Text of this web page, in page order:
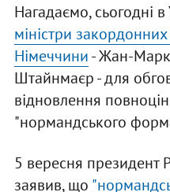
Нагадаємо, сьогодні в
міністри
Німеччини- Жан-
Штайнмаєр - для
відновлення
"нормандського
5 вересня президент
заявив, що